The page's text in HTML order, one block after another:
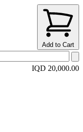
Add to Cart
IQD 20,000.00